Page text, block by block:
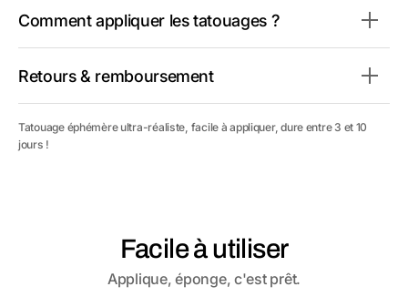
Comment appliquer les tatouages ?
Retours & remboursement
Tatouage éphémère ultra-réaliste, facile à appliquer, dure entre 3 et 10
jours !
Facile à utiliser
Applique, éponge, c'est prêt.